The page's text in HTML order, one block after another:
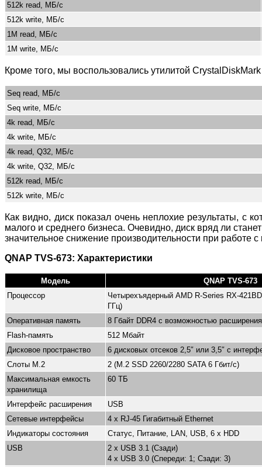
512k read, МБ/с
512k write, МБ/с
1M read, МБ/с
1M write, МБ/с
Кроме того, мы воспользовались утилитой
Seq read, МБ/с
Seq write, МБ/с
4k read, МБ/с
4k write, МБ/с
4k read, Q32, МБ/с
4k write, Q32, МБ/с
512k read, МБ/с
512k write, МБ/с
Как видно, диск показал очень неплохие результаты, с
малого и среднего бизнеса. Очевидно, диск вряд ли
значительное снижение производительности при
QNAP TVS-673: Характеристики
Модель
QNAP TVS-673
Процессор
Четырехъядерный AMD R-Series RX-
ГГц)
Оперативная память
8 Гбайт DDR4 с возможностью
Flash-память
512 Мбайт
Дисковое пространство
6 дисковых отсеков 2,5″ или 3,5″ с
Слоты M.2
2 (M.2 SSD 2260/2280 SATA 6 Гбит/c)
Максимальная емкость
хранилища
60 ТБ
Интерфейс расширения
USB
Сетевые интерфейсы
4 x RJ-45 Гигабитный Ethernet
Индикаторы состояния
Статус, Питание, LAN, USB, 6 x HDD
USB
2 x USB 3.1 (Сзади)
4 x USB 3.0 (Спереди: 1; Сзади: 3)